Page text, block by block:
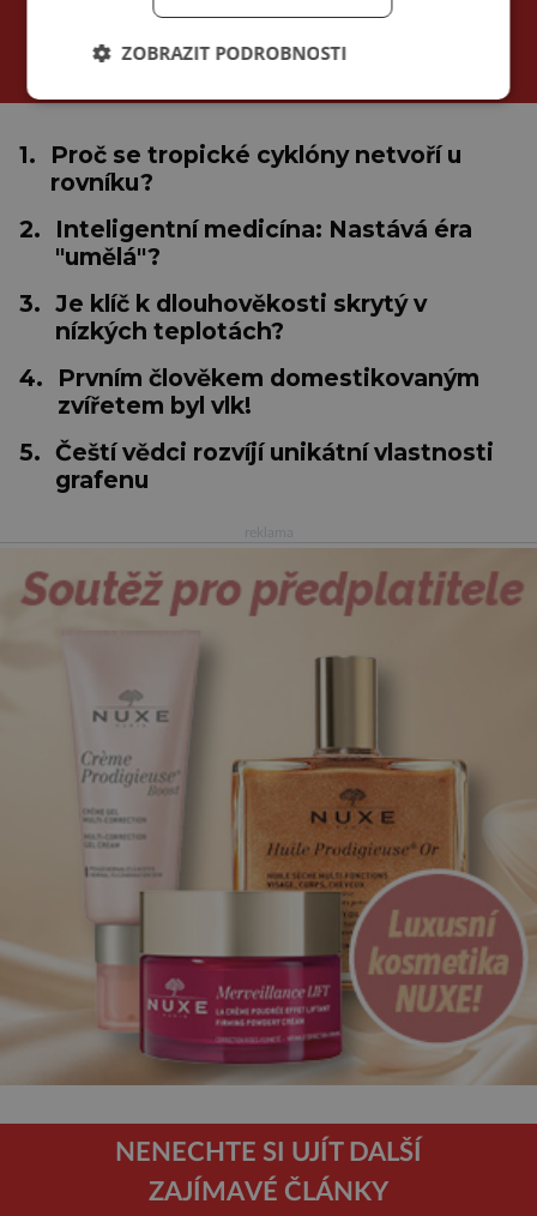
NEJČTENĚJŠÍ ČLÁNKY
za poslední
1.
Proč se tropické cyklóny netvoří u
rovníku?
2.
Inteligentní medicína: Nastává éra
"umělá"?
3. Je klíč k dlouhověkosti skrytý v
nízkých teplotách?
4.
Prvním člověkem domestikovaným
zvířetem byl vlk!
5. Čeští vědci rozvíjí unikátní vlastnosti
grafenu
NENECHTE SI UJÍT DALŠÍ
ZAJÍMAVÉ ČLÁNKY
ZOBRAZIT PODROBNOSTI